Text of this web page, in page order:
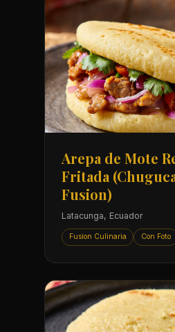
Arepa de Mote
Fritada
Fusion)
Latacunga, Ecuador
Fusion Culinaria Con Foto